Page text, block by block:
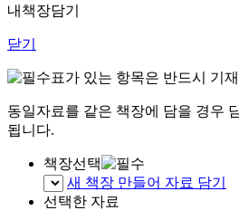
내책장담기
닫기
표가 있는 항목은 반드시 기
동일자료를 같은 책장에 담을 경우
됩니다.
책장선택
새 책장 만들어 자료 담기
선택한 자료